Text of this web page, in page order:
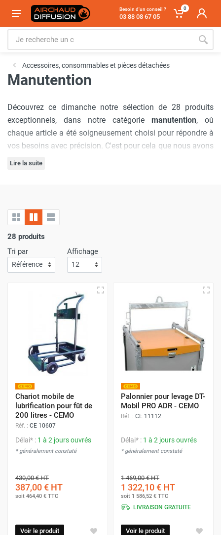
Besoin d'un conseil ?
03 88 08 67 05
0
Accessoires, consommables et pièces détachées
Manutention
Découvrez ce dimanche notre sélection de 28 produits
exceptionnels, dans notre catégorie manutention, où
chaque article a été soigneusement choisi pour répondre à
vos besoins avec précision. C'est pour cela que nous avons
sélectionné les marques :
inégalées à chaque visite. De plus, nous comprenons
l'importance
pourquoi nous nous assurons que votre commande arrive
à votre porte avecla plus grande efficacité
Faites vos achats sur Airchaud Diffusion pour une
expérience où l'excellence et la vitesse de livraison s'allient
à l'avantage de prix compétitifs.
Lire la suite
28 produits
Tri par
Affichage
Chariot mobile de
lubrification pour fût de
200 litres - CEMO
Réf. : CE 10607
Délai* : 1 à 2 jours ouvrés
* généralement constaté
430,00 €HT
387,00 € HT
soit 464,40 € TTC
Voir le produit
Palonnier pour levage DT-
Mobil PRO ADR - CEMO
Réf. : CE 11112
Délai* : 1 à 2 jours ouvrés
* généralement constaté
1 469,00 €HT
1 322,10 € HT
soit 1 586,52 € TTC
LIVRAISON GRATUITE
Voir le produit